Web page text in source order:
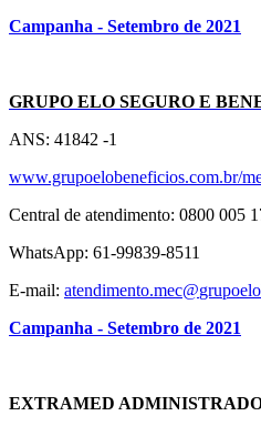
Campanha - Setembro de 2021
GRUPO ELO SEGURO E
ANS: 41842 -1
www.grupoelobeneficios.com.br/
Central de atendimento: 0800 005
WhatsApp: 61-99839-8511
E-mail: atendimento.mec@
Campanha - Setembro de 2021
EXTRAMED